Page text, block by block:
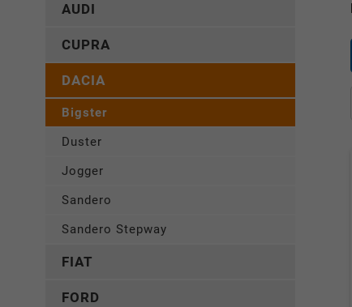
AUDI
CUPRA
DACIA
Bigster
Duster
Jogger
Sandero
Sandero Stepway
FIAT
FORD